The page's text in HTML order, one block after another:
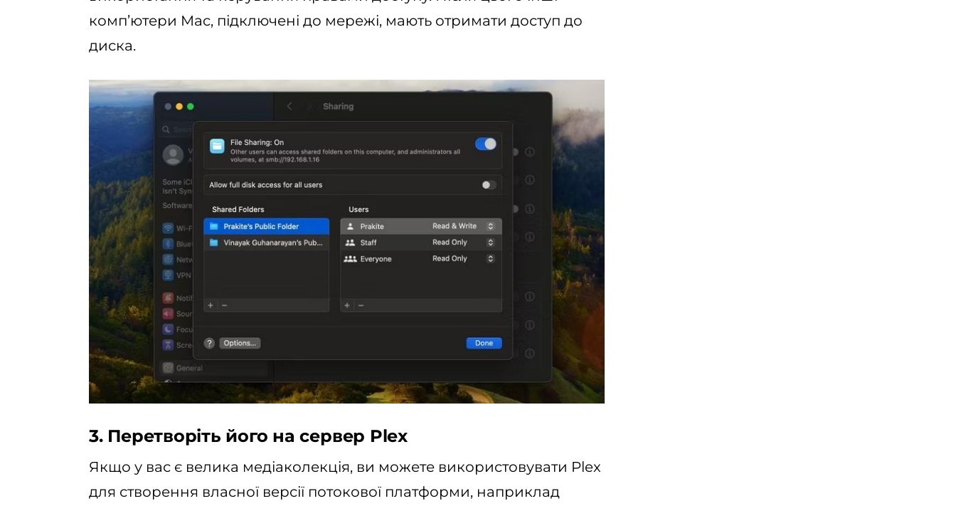
комп’ютери Mac, підключені до мережі, мають отримати доступ до
диска.
3. Перетворіть його на сервер Plex
Якщо у вас є велика медіаколекція, ви можете використовувати Plex
для створення власної версії потокової платформи, наприклад